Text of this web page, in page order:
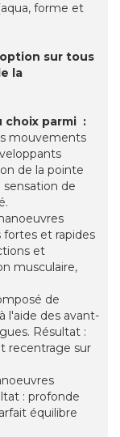
forme et
sur tous
la
choix parmi :
mouvements
de la pointe
sensation de
et rapides
et
musculaire,
de
l'aide des avant-
Résultat :
recentrage sur
: profonde
équilibre